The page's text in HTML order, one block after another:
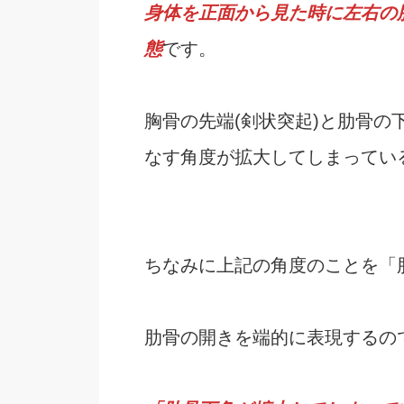
身体を正面から見た時に左右
態です。
胸骨の先端(剣状突起)と肋骨の
なす角度が拡大してしまって
ちなみに上記の角度のことを
肋骨の開きを端的に表現するの